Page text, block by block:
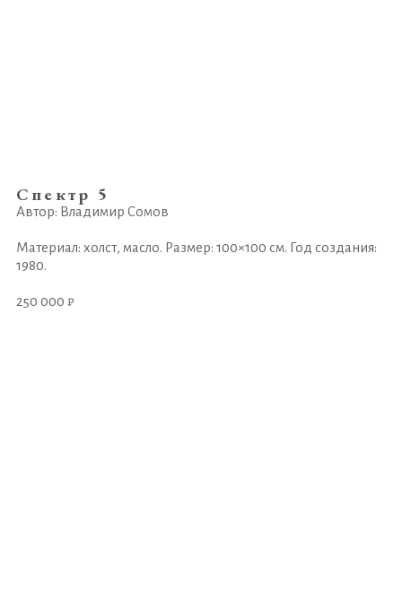
Спектр 5
Автор: Владимир Сомов
Материал: холст, масло. Размер: 100×100 см. Год создания:
1980.
250 000 ₽